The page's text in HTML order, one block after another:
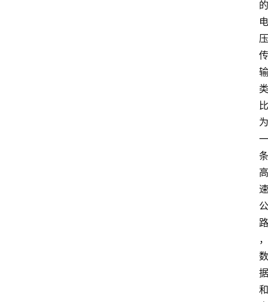
的
电
压
传
输
类
比
为
一
条
高
速
公
路
，
数
据
和